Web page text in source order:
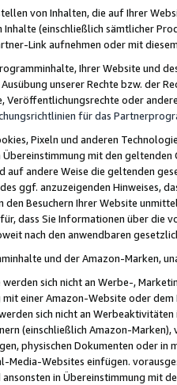
von Inhalten, die auf Ihrer
(einschließlich sämtlicher
Link aufnehmen oder mit
Ihrer Website und
unserer Rechte bzw. der
Veröffentlichungsrechte oder
für das
Pixeln und anderen
Übereinstimmung mit den
auf andere Weise die geltenden
ggf. anzuzeigenden Hinweises,
Besuchern Ihrer Website
dass Sie Informationen über die
nach den anwendbaren
und der Amazon-Marken,
werden sich nicht an Werbe-,
einer Amazon-Website oder
sich nicht an
(einschließlich Amazon-
physischen Dokumenten oder in
Media-Websites einfügen.
in Übereinstimmung mit